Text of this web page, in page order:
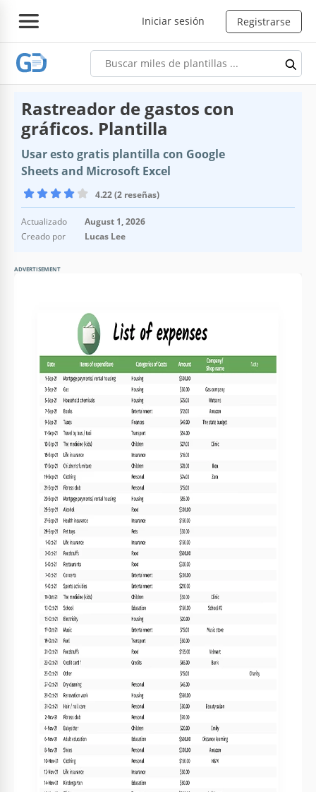
Iniciar sesión Registrarse
Rastreador de gastos con
gráficos. Plantilla
Usar esto gratis plantilla con Google
Sheets and Microsoft Excel
4.22 (2 reseñas)
Actualizado
August 1, 2026
Creado por
Lucas Lee
ADVERTISEMENT